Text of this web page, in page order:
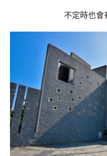
不定時也會